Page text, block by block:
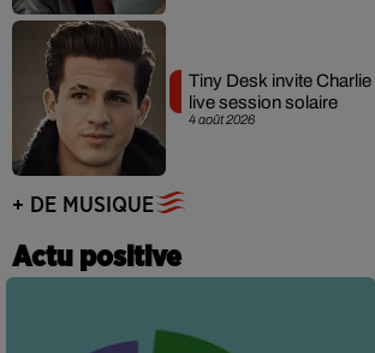
4 août 2026
Tiny Desk invite
live session solaire
+ DE MUSIQUE
Actu positive